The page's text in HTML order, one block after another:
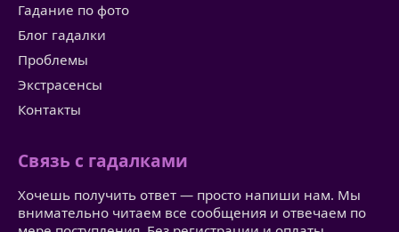
Гадание по фото
Блог гадалки
Проблемы
Экстрасенсы
Контакты
Связь с гадалками
Хочешь получить ответ — просто напиши нам. Мы
внимательно читаем все сообщения и отвечаем по